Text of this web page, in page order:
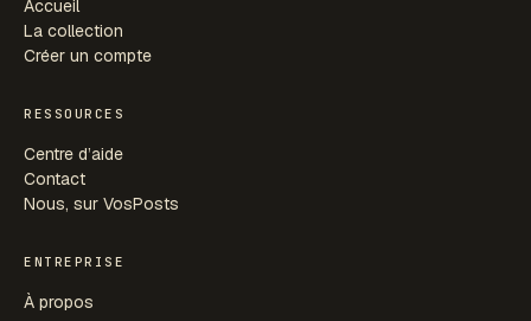
Accueil
La collection
Créer un compte
RESSOURCES
Centre d’aide
Contact
Nous, sur VosPosts
ENTREPRISE
À propos